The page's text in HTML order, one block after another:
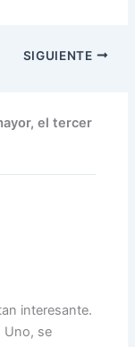
SIGUIENTE
el tercer
interesante.
Uno, se